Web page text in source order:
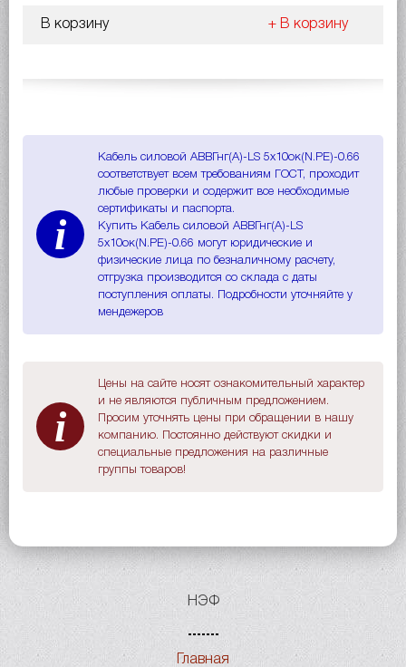
В корзину + В корзину
i
Кабель силовой АВВГнг(A)-LS 5х10ок(N.PE)-0.66
соответствует всем требованиям ГОСТ, проходит
любые проверки и содержит все необходимые
сертификаты и паспорта.
Купить Кабель силовой АВВГнг(A)-LS
5х10ок(N.PE)-0.66 могут юридические и
физические лица по безналичному расчету,
отгрузка производится со склада с даты
поступления оплаты. Подробности уточняйте у
мендежеров
i
Цены на сайте носят ознакомительный характер
и не являются публичным предложением.
Просим уточнять цены при обращении в нашу
компанию. Постоянно действуют скидки и
специальные предложения на различные
группы товаров!
НЭФ
Главная